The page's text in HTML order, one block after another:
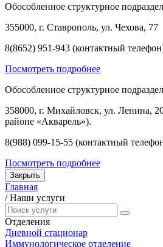
Обособленное структурное
355000, г. Ставрополь, ул. Чехова, 77
8(8652) 951-943 (контактный
Посмотреть подробнее
Обособленное структурное
358000, г. Михайловск, ул. Ленина,
районе «Акварель»).
8(988) 099-15-55 (контактный
Посмотреть подробнее
Закрыть
Главная
/ Наши услуги
Отделения
Дневной стационар
Иммунологическое отделение